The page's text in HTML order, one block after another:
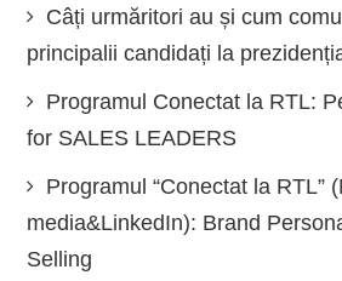
Câți urmăritori au și cum
principalii candidați la
Programul Conectat la RTL:
for SALES LEADERS
Programul “Conectat la RTL”
media&LinkedIn): Brand
Selling